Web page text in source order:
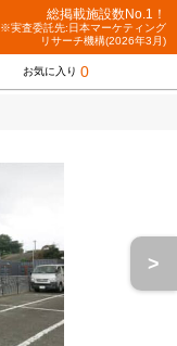
総掲載施設数No.1！
※実査委託先:日本マーケティング
リサーチ機構(2026年3月)
お気に入り 0
>